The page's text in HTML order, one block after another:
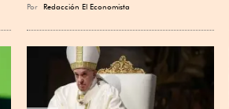
Por Redacción El Economista